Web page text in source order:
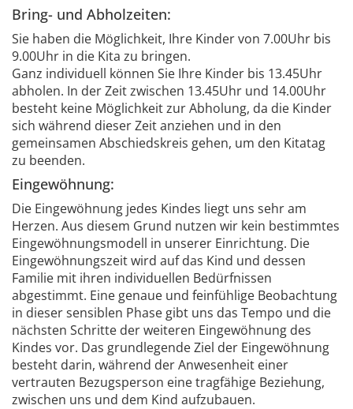
Bring- und Abholzeiten:
Sie haben die Möglichkeit, Ihre Kinder von 7.00Uhr bis
9.00Uhr in die Kita zu bringen.
Ganz individuell können Sie Ihre Kinder bis 13.45Uhr
abholen. In der Zeit zwischen 13.45Uhr und 14.00Uhr
besteht keine Möglichkeit zur Abholung, da die Kinder
sich während dieser Zeit anziehen und in den
gemeinsamen Abschiedskreis gehen, um den Kitatag
zu beenden.
Eingewöhnung:
Die Eingewöhnung jedes Kindes liegt uns sehr am
Herzen. Aus diesem Grund nutzen wir kein bestimmtes
Eingewöhnungsmodell in unserer Einrichtung. Die
Eingewöhnungszeit wird auf das Kind und dessen
Familie mit ihren individuellen Bedürfnissen
abgestimmt. Eine genaue und feinfühlige Beobachtung
in dieser sensiblen Phase gibt uns das Tempo und die
nächsten Schritte der weiteren Eingewöhnung des
Kindes vor. Das grundlegende Ziel der Eingewöhnung
besteht darin, während der Anwesenheit einer
vertrauten Bezugsperson eine tragfähige Beziehung,
zwischen uns und dem Kind aufzubauen.